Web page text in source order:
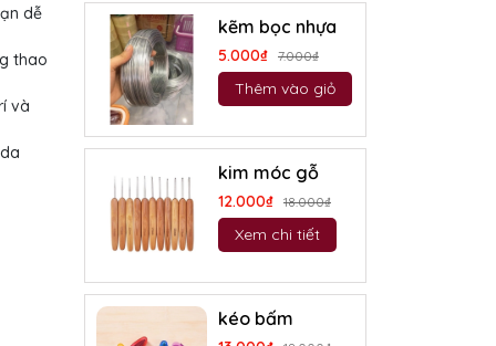
dễ
thao
và
kẽm bọc nhựa
5.000₫ 7.000₫
Thêm vào giỏ
kim móc gỗ
12.000₫ 18.000₫
Xem chi tiết
kéo bấm